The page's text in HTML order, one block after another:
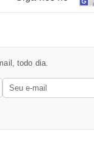
todo dia.